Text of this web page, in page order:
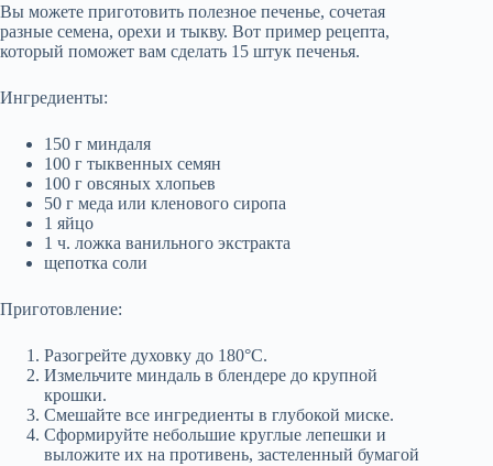
Вы можете приготовить полезное печенье, сочетая
разные семена, орехи и тыкву. Вот пример рецепта,
который поможет вам сделать 15 штук печенья.
Ингредиенты:
150 г миндаля
100 г тыквенных семян
100 г овсяных хлопьев
50 г меда или кленового сиропа
1 яйцо
1 ч. ложка ванильного экстракта
щепотка соли
Приготовление:
Разогрейте духовку до 180°C.
Измельчите миндаль в блендере до крупной
крошки.
Смешайте все ингредиенты в глубокой миске.
Сформируйте небольшие круглые лепешки и
выложите их на противень, застеленный бумагой